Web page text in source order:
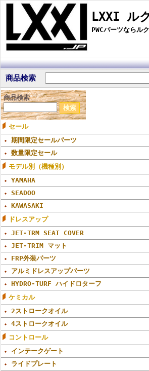
LXXI ル
PWCパーツならル
商品検索
商品検索
セール
期間限定セールパーツ
数量限定セール
モデル別（機種別）
YAMAHA
SEADOO
KAWASAKI
ドレスアップ
JET-TRM SEAT COVER
JET-TRIM マット
FRP外装パーツ
アルミドレスアップパーツ
HYDRO-TURF ハイドロターフ
ケミカル
2ストロークオイル
4ストロークオイル
コントロール
インテークゲート
ライドプレート